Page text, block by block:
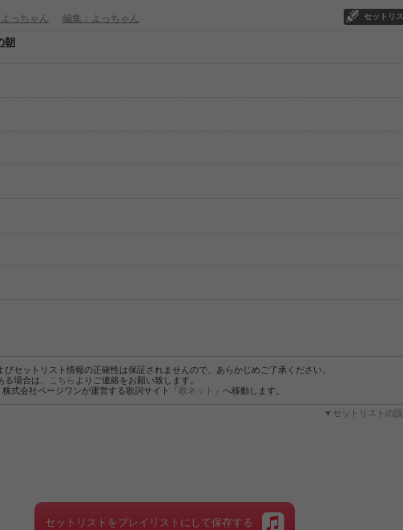
っちゃん 編集：よっちゃん セットリ
朝
セットリスト情報の正確性は保証されませんので、あらかじめご了承ください。
場合は、
こちら よりご連絡をお願い致します。
式会社ページワンが運営する歌詞サイト「歌ネット 」へ移動します。
▼セットリストの
セットリストをプレイリストにして保存する